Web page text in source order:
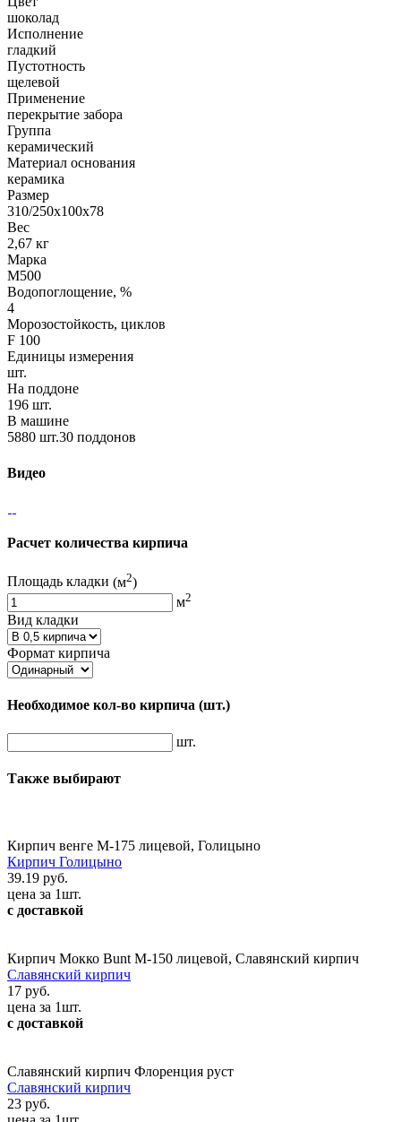
шоколад
Исполнение
гладкий
Пустотность
щелевой
Применение
перекрытие забора
Группа
керамический
Материал основания
керамика
Размер
310/250х100х78
Вес
2,67 кг
Марка
М500
Водопоглощение, %
4
Морозостойкость, циклов
F 100
Единицы измерения
шт.
На поддоне
196 шт.
В машине
5880 шт.30 поддонов
Видео
Расчет количества кирпича
Площадь кладки (м2)
м2
Вид кладки
Формат кирпича
Необходимое кол-во кирпича (шт.)
шт.
Также выбирают
Кирпич венге М-175 лицевой, Голицыно
Кирпич Голицыно
39.19 руб.
цена за 1шт.
с доставкой
Кирпич Мокко Bunt М-150 лицевой, Славянский кирпич
Славянский кирпич
17 руб.
цена за 1шт.
с доставкой
Славянский кирпич Флоренция руст
Славянский кирпич
23 руб.